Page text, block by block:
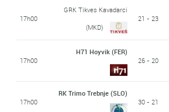
17h00
GRK Tikves Kavadarci
(MKD)
21 - 23
17h00
H71 Hoyvik (FER)
26 - 20
17h00
RK Trimo Trebnje (SLO)
30 - 21